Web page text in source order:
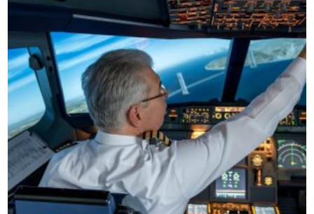
Produktseite
gewählt
werden